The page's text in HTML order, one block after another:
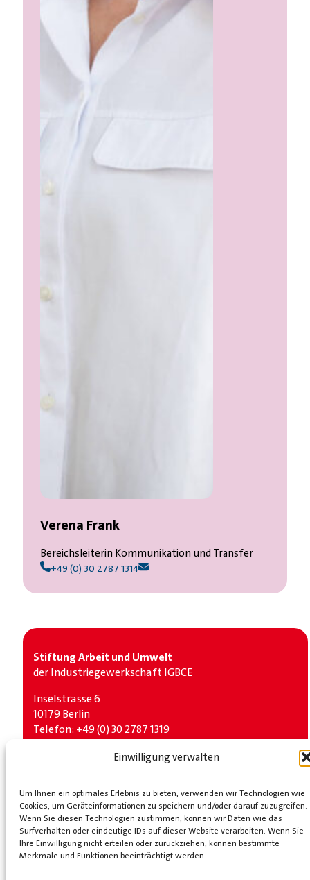
Einwilligung verwalten
Um Ihnen ein optimales Erlebnis zu bieten, verwenden wir Technologien wie
Cookies, um Geräteinformationen zu speichern und/oder darauf zuzugreifen.
Wenn Sie diesen Technologien zustimmen, können wir Daten wie das
Surfverhalten oder eindeutige IDs auf dieser Website verarbeiten. Wenn Sie
Ihre Einwilligung nicht erteilen oder zurückziehen, können bestimmte
Merkmale und Funktionen beeinträchtigt werden.
Verena Frank
Bereichsleiterin Kommunikation und Transfer
+49 (0) 30 2787 1314
Stiftung Arbeit und Umwelt
der Industrie­gewerkschaft IGBCE
Inselstrasse 6
10179 Berlin
Telefon: +49 (0) 30 2787 1319
Partner
Industrie­gewerkschaft IGBCEKOMPETENZNETZ
TRANSFORMATIONSBERATUNG GmbH